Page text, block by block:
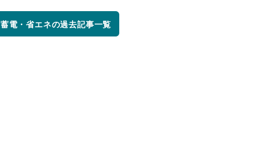
蓄電・省エネの過去記事一覧